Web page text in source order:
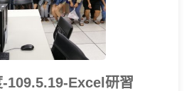
-109.5.19-Excel研習